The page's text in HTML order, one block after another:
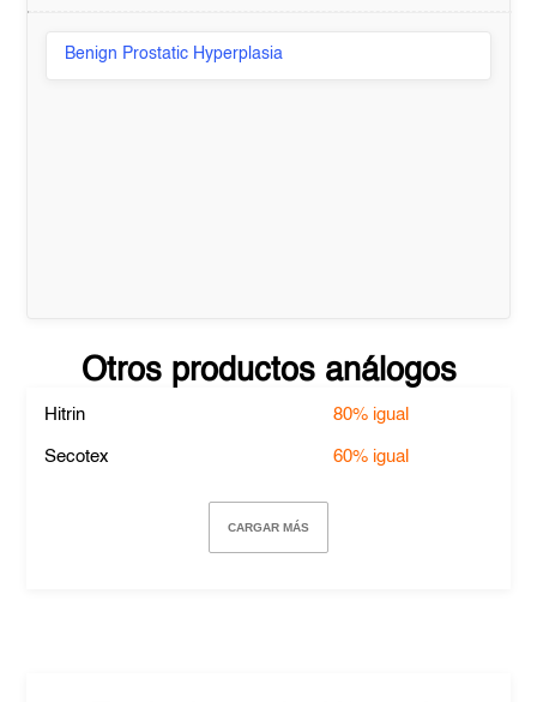
Benign Prostatic Hyperplasia
Otros productos análogos
Hitrin 80% igual
Secotex 60% igual
CARGAR MÁS